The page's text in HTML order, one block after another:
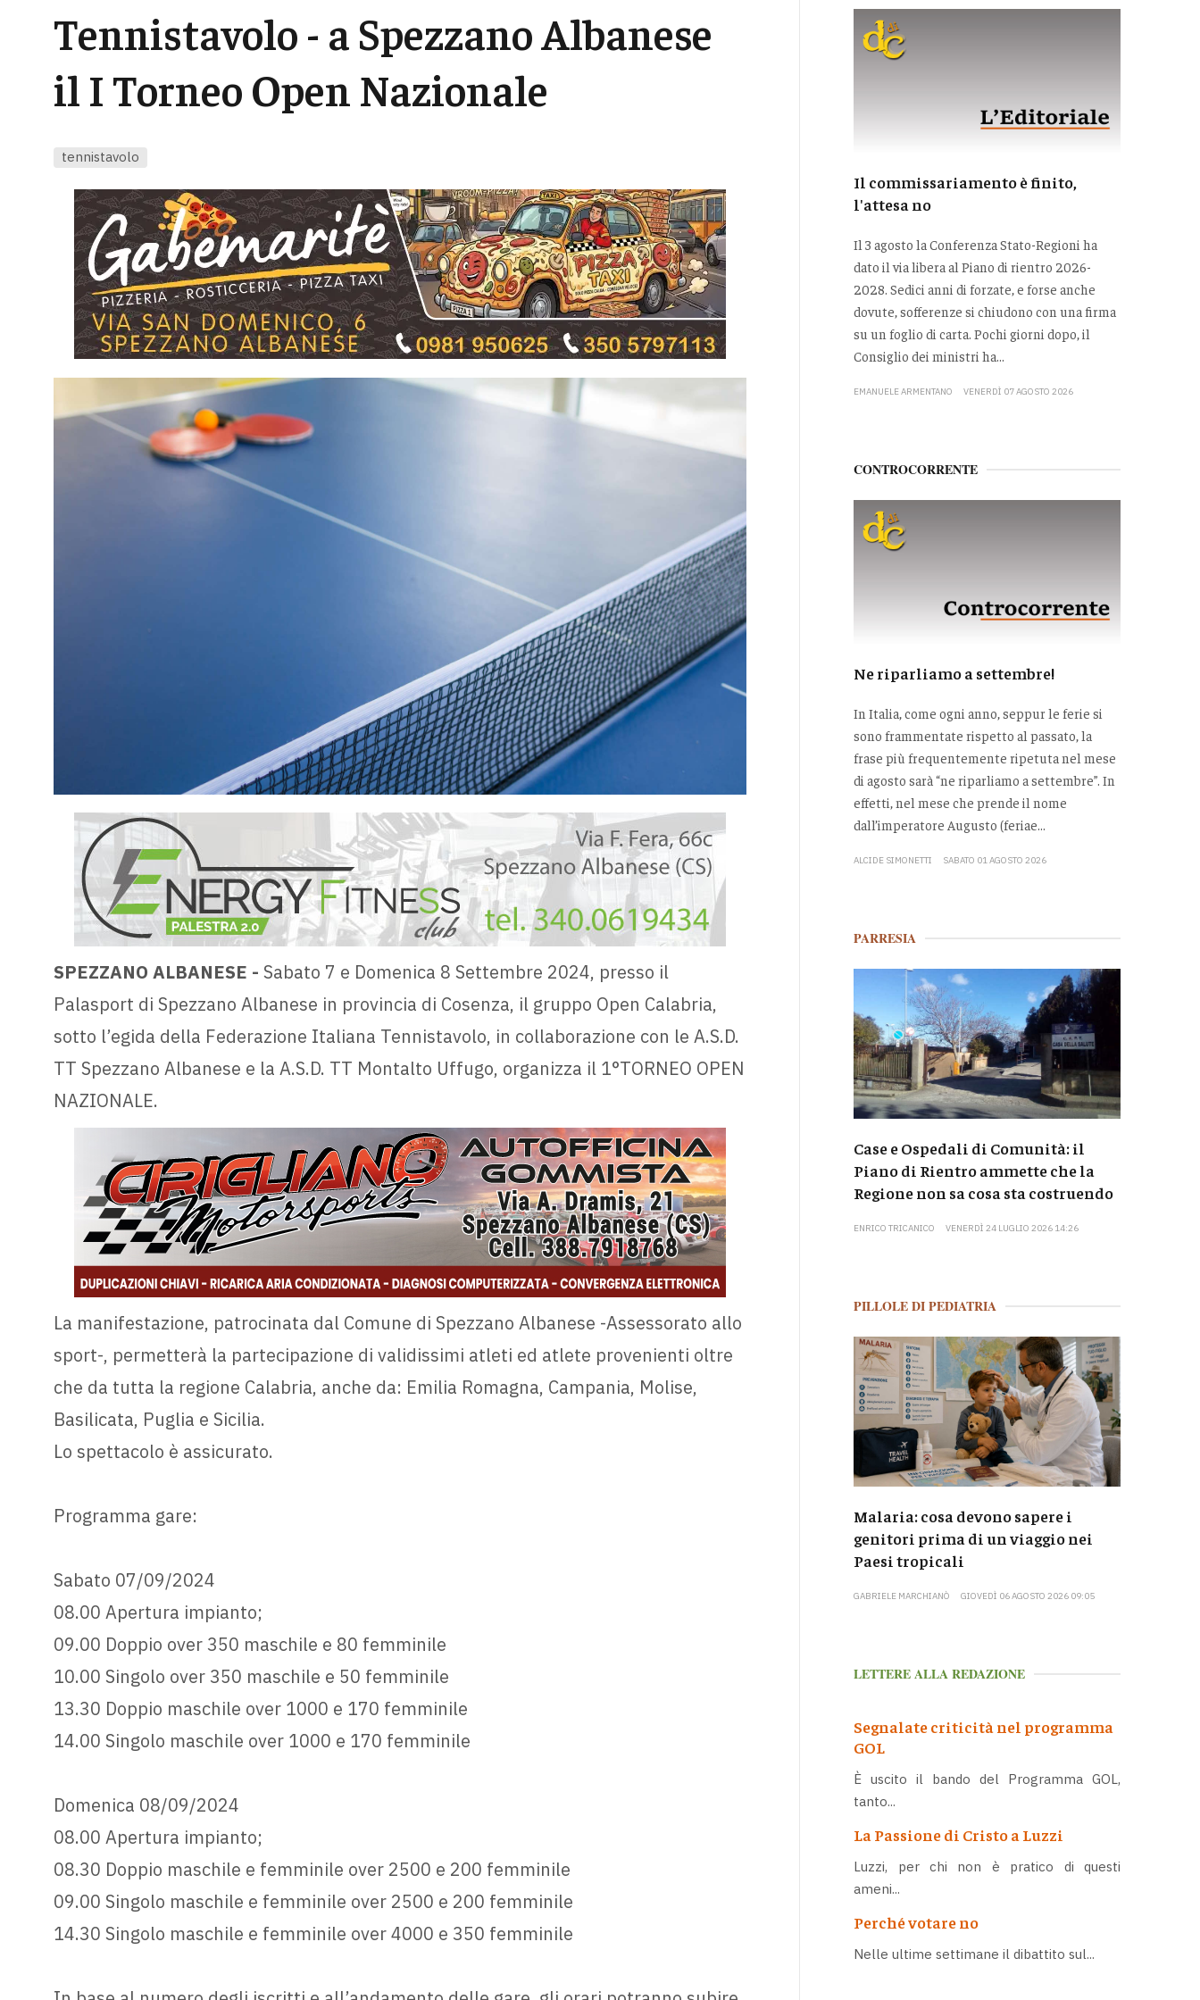
Tennistavolo - a Spezzano Albanese
il I Torneo Open Nazionale
tennistavolo
SPEZZANO ALBANESE - Sabato 7 e Domenica 8 Settembre 2024, presso il
Palasport di Spezzano Albanese in provincia di Cosenza, il gruppo Open Calabria,
sotto l’egida della Federazione Italiana Tennistavolo, in collaborazione con le A.S.D.
TT Spezzano Albanese e la A.S.D. TT Montalto Uffugo, organizza il 1°TORNEO OPEN
NAZIONALE.
La manifestazione, patrocinata dal Comune di Spezzano Albanese -Assessorato allo
sport-, permetterà la partecipazione di validissimi atleti ed atlete provenienti oltre
che da tutta la regione Calabria, anche da: Emilia Romagna, Campania, Molise,
Basilicata, Puglia e Sicilia.
Lo spettacolo è assicurato.
Programma gare:
Sabato 07/09/2024
08.00 Apertura impianto;
09.00 Doppio over 350 maschile e 80 femminile
10.00 Singolo over 350 maschile e 50 femminile
13.30 Doppio maschile over 1000 e 170 femminile
14.00 Singolo maschile over 1000 e 170 femminile
Domenica 08/09/2024
08.00 Apertura impianto;
08.30 Doppio maschile e femminile over 2500 e 200 femminile
09.00 Singolo maschile e femminile over 2500 e 200 femminile
14.30 Singolo maschile e femminile over 4000 e 350 femminile
Il commissariamento è finito,
l'attesa no
Il 3 agosto la Conferenza Stato-Regioni ha
dato il via libera al Piano di rientro 2026-
2028. Sedici anni di forzate, e forse anche
dovute, sofferenze si chiudono con una firma
su un foglio di carta. Pochi giorni dopo, il
Consiglio dei ministri ha...
EMANUELE ARMENTANO VENERDÌ 07 AGOSTO 2026
CONTROCORRENTE
Ne riparliamo a settembre!
In Italia, come ogni anno, seppur le ferie si
sono frammentate rispetto al passato, la
frase più frequentemente ripetuta nel mese
di agosto sarà “ne riparliamo a settembre”. In
effetti, nel mese che prende il nome
dall’imperatore Augusto (feriae...
ALCIDE SIMONETTI SABATO 01 AGOSTO 2026
PARRESIA
Case e Ospedali di Comunità: il
Piano di Rientro ammette che la
Regione non sa cosa sta costruendo
ENRICO TRICANICO VENERDÌ 24 LUGLIO 2026 14:26
PILLOLE DI PEDIATRIA
Malaria: cosa devono sapere i
genitori prima di un viaggio nei
Paesi tropicali
GABRIELE MARCHIANÒ GIOVEDÌ 06 AGOSTO 2026 09:05
LETTERE ALLA REDAZIONE
Segnalate criticità nel programma
GOL
È uscito il bando del Programma GOL,
tanto...
La Passione di Cristo a Luzzi
Luzzi, per chi non è pratico di questi
ameni...
Perché votare no
Nelle ultime settimane il dibattito sul...